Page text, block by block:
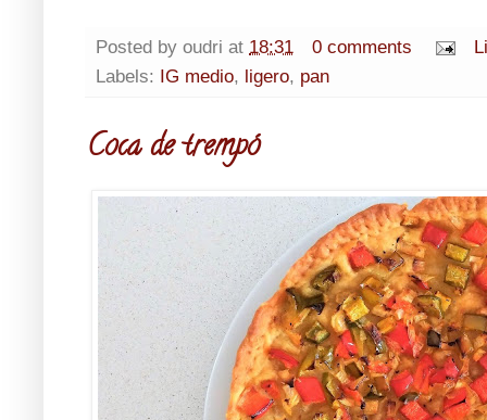
Posted by oudri at 18:31 0 comments
Labels: IG medio, ligero, pan
Coca de trempó